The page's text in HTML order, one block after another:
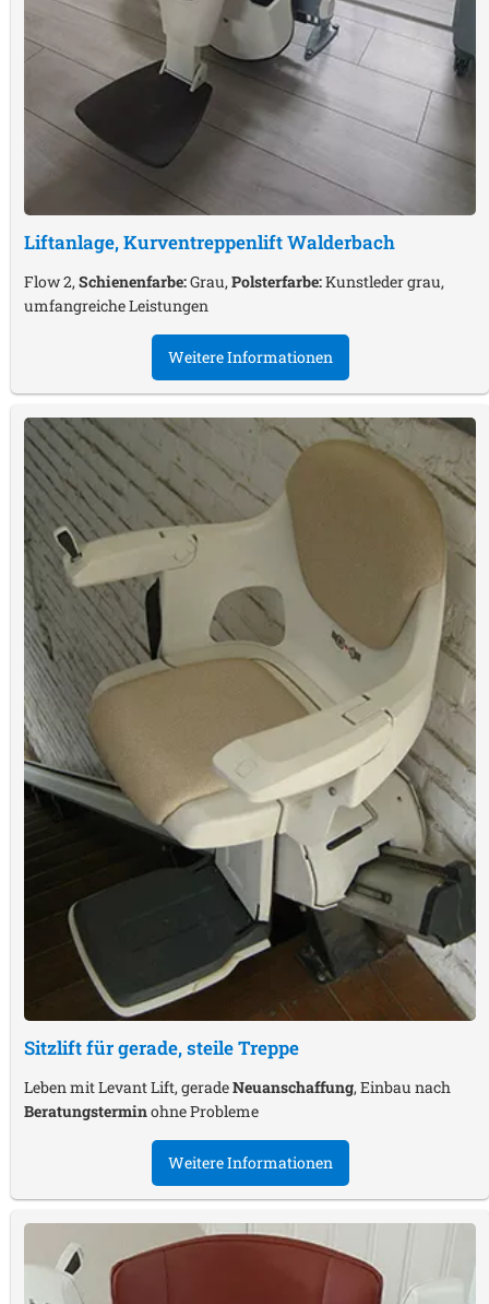
Liftanlage, KurventreppenliftWalderbach
Flow 2,Schienenfarbe:Grau,Polsterfarbe:Kunstleder grau,
umfangreiche Leistungen
Weitere Informationen
Sitzlift für gerade, steile Treppe
Leben mit Levant Lift, geradeNeuanschaffung, Einbau nach
Beratungsterminohne Probleme
Weitere Informationen